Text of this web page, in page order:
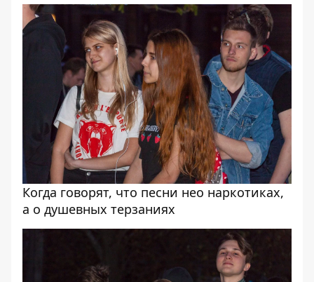
Когда говорят, что песни нео наркотиках,
а о душевных терзаниях